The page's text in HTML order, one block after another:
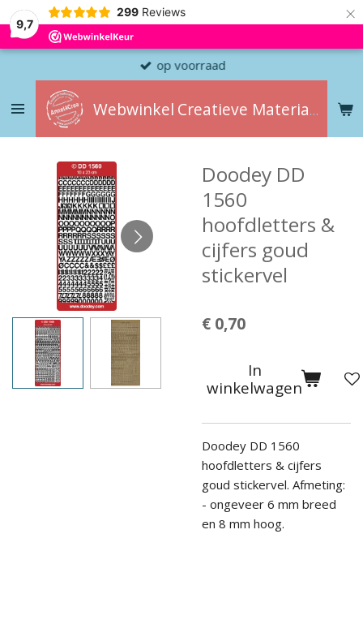
9,7
299 Reviews ×
Webwinkel Creatieve Materialen
op voorraad
Doodey DD
1560
hoofdletters &
cijfers goud
stickervel
€ 0,70
In
winkelwagen
Doodey DD 1560
hoofdletters & cijfers
goud stickervel. Afmeting:
- ongeveer 6 mm breed
en 8 mm hoog.